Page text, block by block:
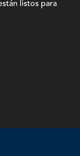
listos para